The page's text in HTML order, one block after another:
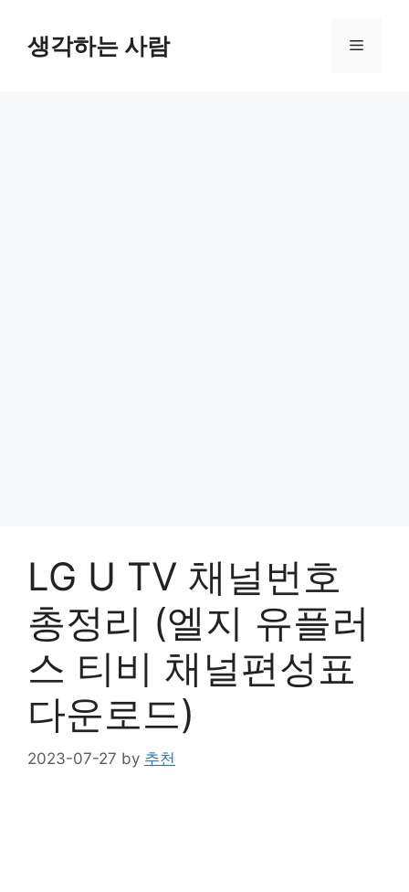
content생각하는 사람 Menu
LG U TV 채널번호
총정리 (엘지 유플러
스 티비 채널편성표
다운로드)
2023-07-27 by 추천